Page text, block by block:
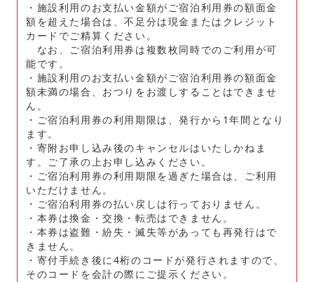
・施設利用のお支払い金額がご宿泊利用券の額面金
額を超えた場合は、不足分は現金またはクレジット
カードでご精算ください。
なお、ご宿泊利用券は複数枚同時でのご利用が可
能です。
・施設利用のお支払い金額がご宿泊利用券の額面金
額未満の場合、おつりをお渡しすることはできませ
ん。
・ご宿泊利用券の利用期限は、発行から1年間となり
ます。
・寄附お申し込み後のキャンセルはいたしかねま
す。ご了承の上お申し込みください。
・ご宿泊利用券の利用期限を過ぎた場合は、ご利用
いただけません。
・ご宿泊利用券の払い戻しは行っておりません。
・本券は換金・交換・転売はできません。
・本券は盗難・紛失・滅失等があっても再発行はで
きません。
・寄付手続き後に4桁のコードが発行されますので、
そのコードを会計の際にご提示ください。